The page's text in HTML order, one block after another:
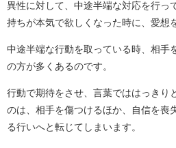
異性に対して、中途半端な対応を行っ
持ちが本気で欲しくなった時に、愛想
中途半端な行動を取っている時、相手
の方が多くあるのです。
行動で期待をさせ、言葉でははっきり
のは、相手を傷つけるほか、自信を喪
る行いへと転じてしまいます。